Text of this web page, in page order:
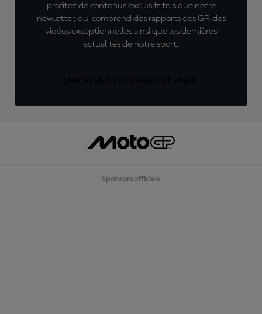
profitez de contenus exclusifs tels que notre
newletter, qui comprend des rapports des GP, des
vidéos exceptionnelles ainsi que les dernières
actualités de notre sport.
Sponsors officiels